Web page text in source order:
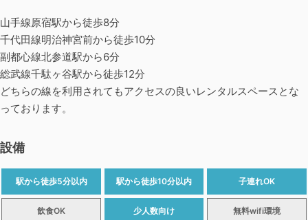
山手線原宿駅から徒歩8分
千代田線明治神宮前から徒歩10分
副都心線北参道駅から6分
総武線千駄ヶ谷駅から徒歩12分
どちらの線を利用されてもアクセスの良いレンタルスペースとな
っております。
設備
駅から徒歩5分以内 駅から徒歩10分以内 子連れOK
飲食OK 少人数向け 無料wifi環境